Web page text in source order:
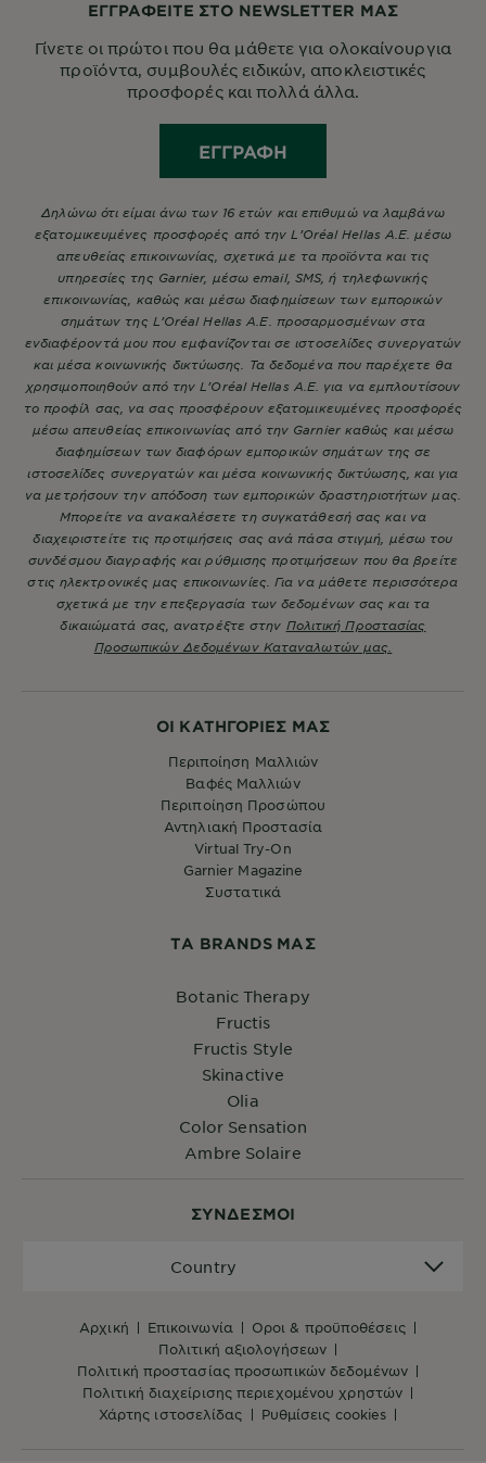
ΣYΝΔΕΣΜΟΙ
αρχική επικοινωνία
όροι & προϋποθέσεις
πολιτική αξιολογήσεων
πολιτική προστασίας προσωπικών δεδομένων
πολιτική διαχείρισης περιεχομένου χρηστών
χάρτης ιστοσελίδας
ρυθμίσεις cookies
Country
ΟΙ ΚΑΤΗΓΟΡΙΕΣ ΜΑΣ
Περιποίηση Μαλλιών
Βαφές Μαλλιών
Περιποίηση Προσώπου
Αντηλιακή Προστασία
Virtual Try-On
Garnier Magazine
Συστατικά
ΤA BRANDS ΜΑΣ
Botanic Therapy
Fructis
Fructis Style
Skinactive
Olia
Color Sensation
Ambre Solaire
ΕΓΓΡΑΦΕΙΤΕ ΣΤΟ NEWSLETTER ΜΑΣ
Γίνετε οι πρώτοι που θα μάθετε για ολοκαίνουργια
προϊόντα, συμβουλές ειδικών, αποκλειστικές
προσφορές και πολλά άλλα.
ΕΓΓΡΑΦΉ
Δηλώνω ότι είμαι άνω των 16 ετών και επιθυμώ να λαμβάνω
εξατομικευμένες προσφορές από την L’Oréal Hellas A.E. μέσω
απευθείας επικοινωνίας, σχετικά με τα προϊόντα και τις
υπηρεσίες της Garnier, μέσω email, SMS, ή τηλεφωνικής
επικοινωνίας, καθώς και μέσω διαφημίσεων των εμπορικών
σημάτων της L’Oréal Hellas A.E. προσαρμοσμένων στα
ενδιαφέροντά μου που εμφανίζονται σε ιστοσελίδες συνεργατών
και μέσα κοινωνικής δικτύωσης. Τα δεδομένα που παρέχετε θα
χρησιμοποιηθούν από την L’Oréal Hellas A.E. για να εμπλουτίσουν
το προφίλ σας, να σας προσφέρουν εξατομικευμένες προσφορές
μέσω απευθείας επικοινωνίας από την Garnier καθώς και μέσω
διαφημίσεων των διαφόρων εμπορικών σημάτων της σε
ιστοσελίδες συνεργατών και μέσα κοινωνικής δικτύωσης, και για
να μετρήσουν την απόδοση των εμπορικών δραστηριοτήτων μας.
Μπορείτε να ανακαλέσετε τη συγκατάθεσή σας και να
διαχειριστείτε τις προτιμήσεις σας ανά πάσα στιγμή, μέσω του
συνδέσμου διαγραφής και ρύθμισης προτιμήσεων που θα βρείτε
στις ηλεκτρονικές μας επικοινωνίες. Για να μάθετε περισσότερα
σχετικά με την επεξεργασία των δεδομένων σας και τα
δικαιώματά σας, ανατρέξτε στην Πολιτική Προστασίας
Προσωπικών Δεδομένων Καταναλωτών μας.